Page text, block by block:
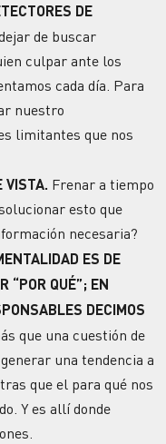
DE
de buscar
culpar ante los
cada día. Para
nuestro
limitantes que nos
VISTA. Frenar a tiempo
esto que
necesaria?
ES DE
“POR QUÉ”; EN
DECIMOS
que una cuestión de
una tendencia a
que el para qué nos
Y es allí donde